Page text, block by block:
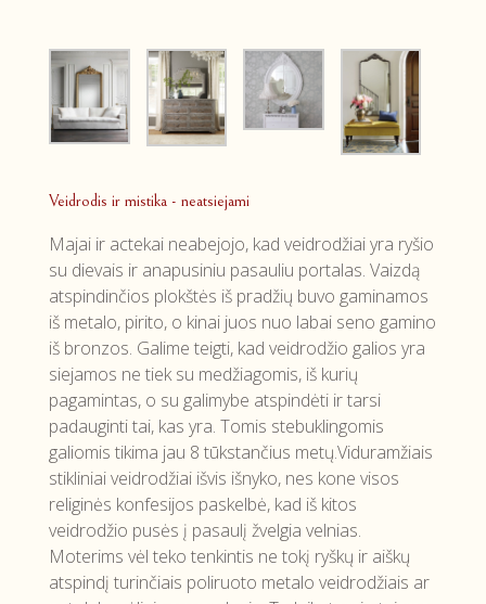
Veidrodis ir mistika - neatsiejami
Majai ir actekai neabejojo, kad veidrodžiai yra ryšio
su dievais ir anapusiniu pasauliu portalas. Vaizdą
atspindinčios plokštės iš pradžių buvo gaminamos
iš metalo, pirito, o kinai juos nuo labai seno gamino
iš bronzos. Galime teigti, kad veidrodžio galios yra
siejamos ne tiek su medžiagomis, iš kurių
pagamintas, o su galimybe atspindėti ir tarsi
padauginti tai, kas yra. Tomis stebuklingomis
galiomis tikima jau 8 tūkstančius metų.Viduramžiais
stikliniai veidrodžiai išvis išnyko, nes kone visos
religinės konfesijos paskelbė, kad iš kitos
veidrodžio pusės į pasaulį žvelgia velnias.
Moterims vėl teko tenkintis ne tokį ryškų ir aiškų
atspindį turinčiais poliruoto metalo veidrodžiais ar